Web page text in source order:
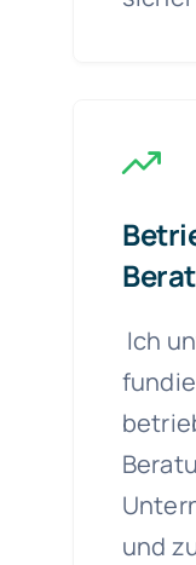
Ich
und